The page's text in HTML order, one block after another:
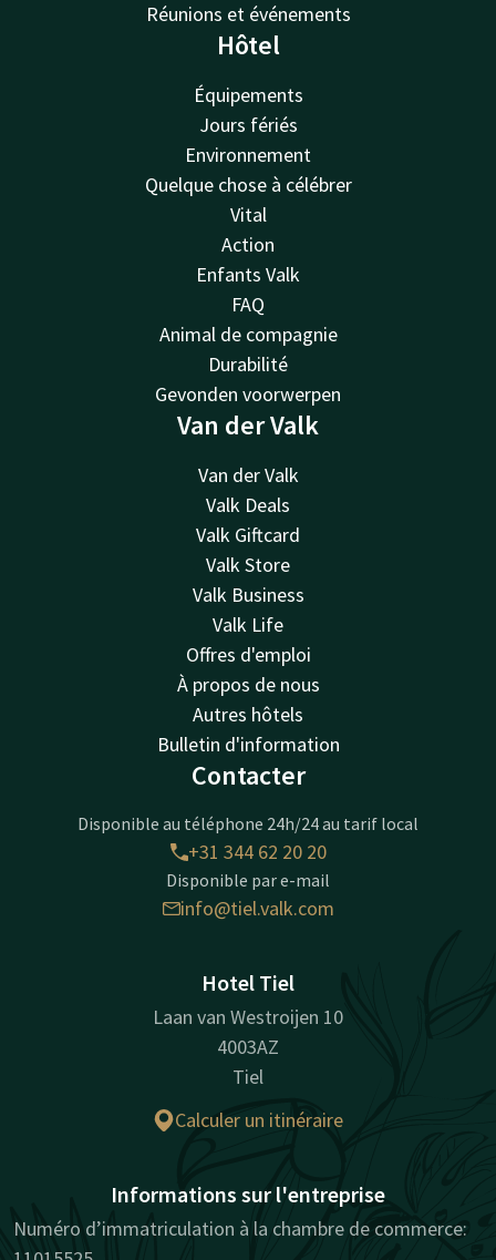
Réunions et événements
Hôtel
Équipements
Jours fériés
Environnement
Quelque chose à célébrer
Vital
Action
Enfants Valk
FAQ
Animal de compagnie
Durabilité
Gevonden voorwerpen
Van der Valk
Van der Valk
Valk Deals
Valk Giftcard
Valk Store
Valk Business
Valk Life
Offres d'emploi
À propos de nous
Autres hôtels
Bulletin d'information
Contacter
Disponible au téléphone 24h/24 au tarif local
+31 344 62 20 20
Disponible par e-mail
info@tiel.valk.com
Hotel Tiel
Laan van Westroijen 10
4003AZ
Tiel
Calculer un itinéraire
Informations sur l'entreprise
Numéro d’immatriculation à la chambre de commerce: